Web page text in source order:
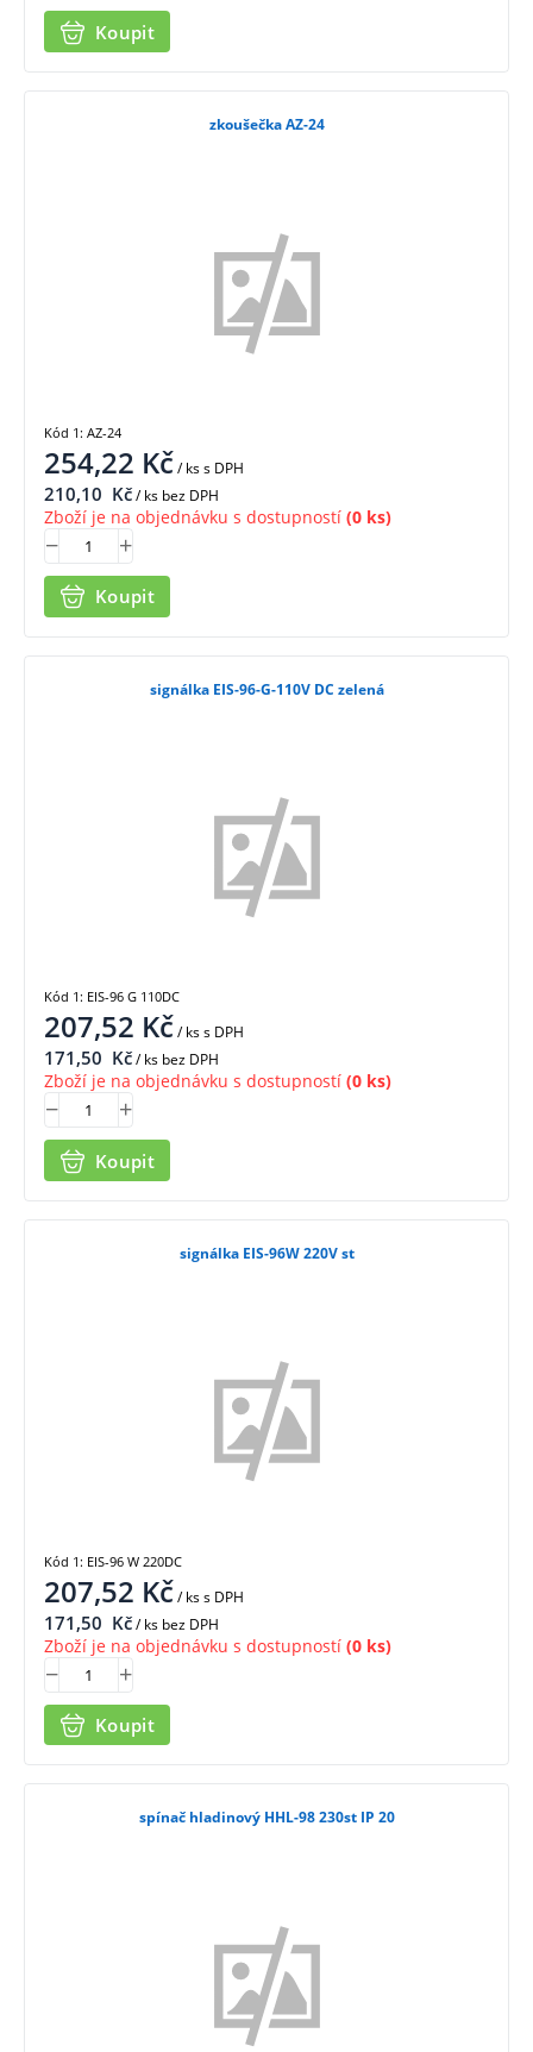
Koupit
zkoušečka AZ-24
254,22 Kč/ kss DPH
210,10 Kč/ ks bez DPH
Zboží je na objednávku s dostupností (0 ks)
Koupit
Kód 1: AZ-24
signálka EIS-96-G-110V DC zelená
207,52 Kč/ kss DPH
171,50 Kč/ ks bez DPH
Zboží je na objednávku s dostupností (0 ks)
Koupit
Kód 1: EIS-96 G 110DC
signálka EIS-96W 220V st
207,52 Kč/ kss DPH
171,50 Kč/ ks bez DPH
Zboží je na objednávku s dostupností (0 ks)
Koupit
Kód 1: EIS-96 W 220DC
spínač hladinový HHL-98 230st IP 20